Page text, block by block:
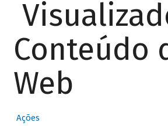
Conteúdo
Web
Ações